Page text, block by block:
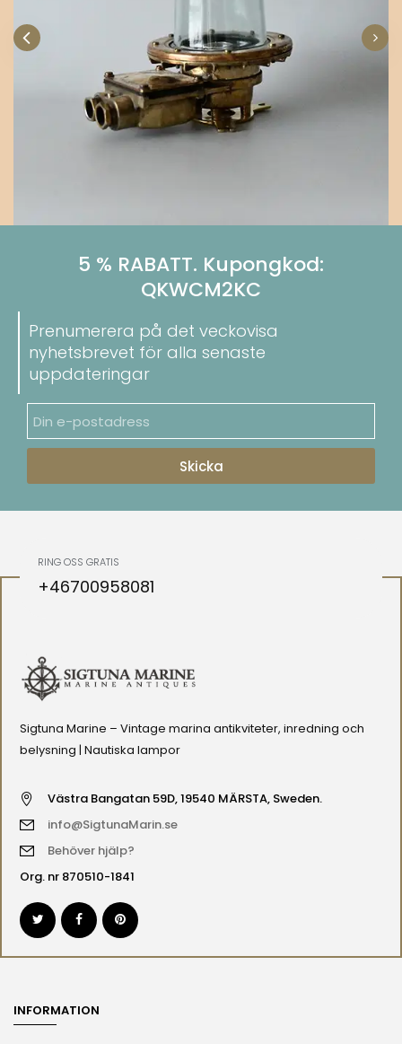
5 % RABATT. Kupongkod:
QKWCM2KC
Prenumerera på det veckovisa
nyhetsbrevet för alla senaste
uppdateringar
Skicka
RING OSS GRATIS
+46700958081
Sigtuna Marine – Vintage marina antikviteter, inredning och
belysning | Nautiska lampor
Västra Bangatan 59D, 19540 MÄRSTA, Sweden.
info@SigtunaMarin.se
Behöver hjälp?
Org. nr 870510-1841
INFORMATION